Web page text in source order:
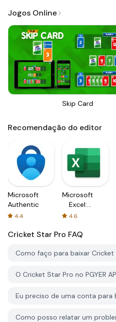
Jogos Online
Skip Card
Recomendação do editor
Microsoft
Authenticator
4.4
Microsoft
Excel:
Spreadsheets
4.6
Cricket Star Pro FAQ